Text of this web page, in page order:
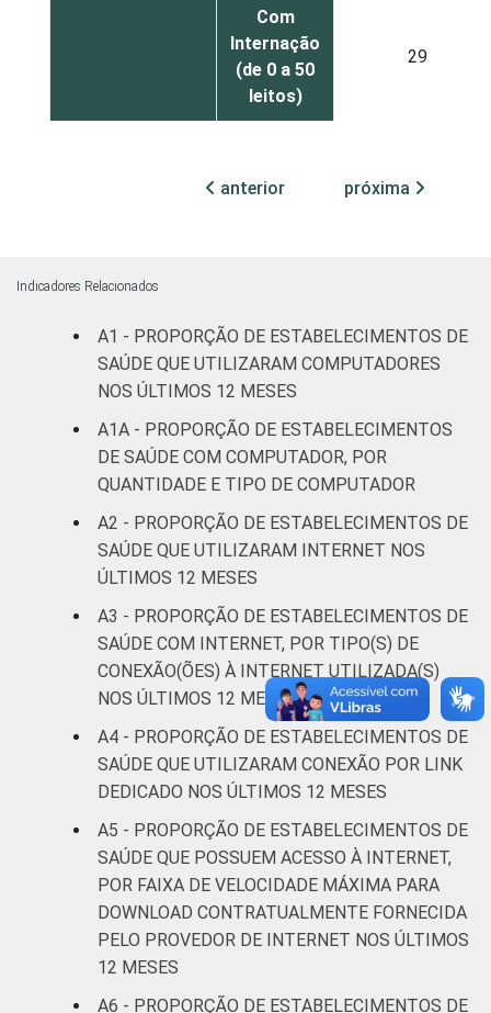
Com
Internação
(de 0 a 50
leitos)
29
Internação
70
Diagnose
e Terapia
Interior
Essa tabela foi corrigida em maio de 2015.
Para mais informações, acesse
https://cetic.br/noticia/cetic-br-informa-
correcao-dos-resultados-da-pesquisa-tic-
saude-2013/
1Base: 1513 estabelecimentos de saúde que
declararam ter utilizado Internet nos últimos
12 meses em relação ao momento da
entrevista. Estimativa: 68.365
estabelecimentos. Respostas estimuladas.
Dados coletados entre fevereiro de 2013 e
Fonte: NIC.br - fev 2013 / jun 2013
anterior próxima
Indicadores Relacionados
A1 - PROPORÇÃO DE ESTABELECIMENTOS DE
SAÚDE QUE UTILIZARAM COMPUTADORES
NOS ÚLTIMOS 12 MESES
A1A - PROPORÇÃO DE ESTABELECIMENTOS
DE SAÚDE COM COMPUTADOR, POR
QUANTIDADE E TIPO DE COMPUTADOR
A2 - PROPORÇÃO DE ESTABELECIMENTOS DE
SAÚDE QUE UTILIZARAM INTERNET NOS
ÚLTIMOS 12 MESES
A3 - PROPORÇÃO DE ESTABELECIMENTOS DE
SAÚDE COM INTERNET, POR TIPO(S) DE
CONEXÃO(ÕES) À INTERNET UTILIZADA(S)
NOS ÚLTIMOS 12 MESES
A4 - PROPORÇÃO DE ESTABELECIMENTOS DE
SAÚDE QUE UTILIZARAM CONEXÃO POR LINK
DEDICADO NOS ÚLTIMOS 12 MESES
A5 - PROPORÇÃO DE ESTABELECIMENTOS DE
SAÚDE QUE POSSUEM ACESSO À INTERNET,
POR FAIXA DE VELOCIDADE MÁXIMA PARA
DOWNLOAD CONTRATUALMENTE FORNECIDA
PELO PROVEDOR DE INTERNET NOS ÚLTIMOS
12 MESES
A6 - PROPORÇÃO DE ESTABELECIMENTOS DE